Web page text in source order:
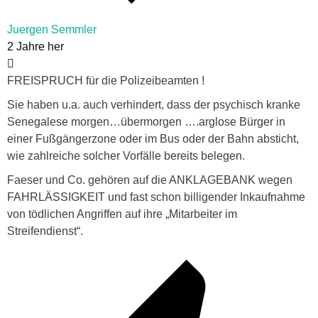
Juergen Semmler
2 Jahre her
FREISPRUCH für die Polizeibeamten !
Sie haben u.a. auch verhindert, dass der psychisch kranke
Senegalese morgen…übermorgen ….arglose Bürger in
einer Fußgängerzone oder im Bus oder der Bahn absticht,
wie zahlreiche solcher Vorfälle bereits belegen.
Faeser und Co. gehören auf die ANKLAGEBANK wegen
FAHRLÄSSIGKEIT und fast schon billigender Inkaufnahme
von tödlichen Angriffen auf ihre „Mitarbeiter im
Streifendienst“.